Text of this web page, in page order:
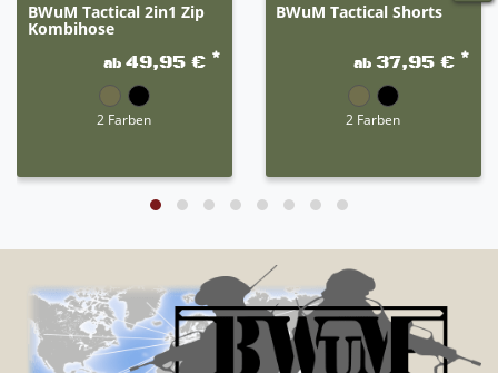
BWuM Tactical 2in1 Zip
Kombihose
ab49,95 € *
2 Farben
BWuM Tactical Shorts
ab 37,95 € *
2 Farben